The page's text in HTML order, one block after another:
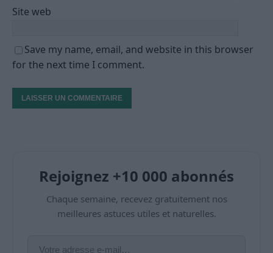
Site web
Save my name, email, and website in this browser
for the next time I comment.
Rejoignez +10 000 abonnés
Chaque semaine, recevez gratuitement nos
meilleures astuces utiles et naturelles.